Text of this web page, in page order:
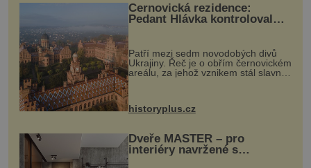
Černovická rezidence:
Pedant Hlávka kontroloval
Patří mezi sedm novodobých divů
Ukrajiny. Řeč je o obřím černovickém
areálu, za jehož vznikem stál slavný
český architekt Josef Hlávka. Ten si
na něm dal mimořádně záležet. Jeho
historyplus.cz
Dveře MASTER – pro
interiéry navržené s
rozumem i vášní!